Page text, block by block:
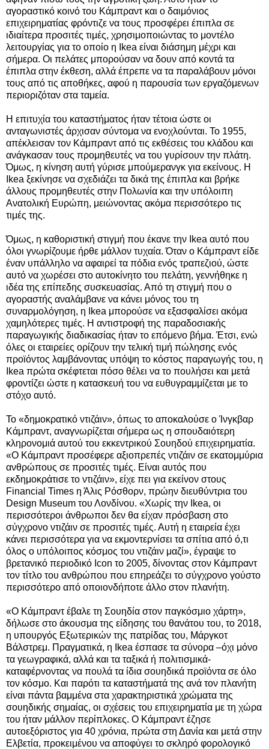
αγοραστικό κοινό του Κάμπραντ και ο δαιμόνιος
επιχειρηματίας φρόντιζε να τους προσφέρει έπιπλα σε
ιδιαίτερα προσιτές τιμές, χρησιμοποιώντας το μοντέλο
λειτουργίας για το οποίο η Ikea είναι διάσημη μέχρι και
σήμερα. Οι πελάτες μπορούσαν να δουν από κοντά τα
έπιπλα στην έκθεση, αλλά έπρεπε να τα παραλάβουν μόνοι
τους από τις αποθήκες, αφού η παρουσία των εργαζόμενων
περιοριζόταν στα ταμεία.
Η επιτυχία του καταστήματος ήταν τέτοια ώστε οι
ανταγωνιστές άρχισαν σύντομα να ενοχλούνται. Το 1955,
απέκλεισαν τον Κάμπραντ από τις εκθέσεις του κλάδου και
ανάγκασαν τους προμηθευτές να του γυρίσουν την πλάτη.
Όμως, η κίνηση αυτή γύρισε μπούμερανγκ για εκείνους. H
Ikea ξεκίνησε να σχεδιάζει τα δικά της έπιπλα και βρήκε
άλλους προμηθευτές στην Πολωνία και την υπόλοιπη
Ανατολική Ευρώπη, μειώνοντας ακόμα περισσότερο τις
τιμές της.
Όμως, η καθοριστική στιγμή που έκανε την Ikea αυτό που
όλοι γνωρίζουμε ήρθε μάλλον τυχαία. Όταν ο Κάμπραντ είδε
έναν υπάλληλο να αφαιρεί τα πόδια ενός τραπεζιού, ώστε
αυτό να χωρέσει στο αυτοκίνητο του πελάτη, γεννήθηκε η
ιδέα της επίπεδης συσκευασίας. Από τη στιγμή που ο
αγοραστής αναλάμβανε να κάνει μόνος του τη
συναρμολόγηση, η Ikea μπορούσε να εξασφαλίσει ακόμα
χαμηλότερες τιμές. Η αντιστροφή της παραδοσιακής
παραγωγικής διαδικασίας ήταν το επόμενο βήμα. Έτσι, ενώ
όλες οι εταιρείες ορίζουν την τελική τιμή πώλησης ενός
προϊόντος λαμβάνοντας υπόψη το κόστος παραγωγής του, η
Ikea πρώτα σκέφτεται πόσο θέλει να το πουλήσει και μετά
φροντίζει ώστε η κατασκευή του να ευθυγραμμίζεται με το
στόχο αυτό.
Το «δημοκρατικό ντιζάιν», όπως το αποκαλούσε ο Ίνγκβαρ
Κάμπραντ, αναγνωρίζεται σήμερα ως η σπουδαιότερη
κληρονομιά αυτού του εκκεντρικού Σουηδού επιχειρηματία.
«Ο Κάμπραντ προσέφερε αξιοπρεπές ντιζάιν σε εκατομμύρια
ανθρώπους σε προσιτές τιμές. Είναι αυτός που
εκδημοκράτισε το ντιζάιν», είχε πει για εκείνον στους
Financial Times η Άλις Ρόσθορν, πρώην διευθύντρια του
Design Museum του Λονδίνου. «Χωρίς την Ikea, οι
περισσότεροι άνθρωποι δεν θα είχαν πρόσβαση στο
σύγχρονο ντιζάιν σε προσιτές τιμές. Αυτή η εταιρεία έχει
κάνει περισσότερα για να εκμοντερνίσει τα σπίτια από ό,τι
όλος ο υπόλοιπος κόσμος του ντιζάιν μαζί», έγραψε το
βρετανικό περιοδικό Icon το 2005, δίνοντας στον Κάμπραντ
τον τίτλο του ανθρώπου που επηρεάζει το σύγχρονο γούστο
περισσότερο από οποιονδήποτε άλλο στον πλανήτη.
«Ο Κάμπραντ έβαλε τη Σουηδία στον παγκόσμιο χάρτη»,
δήλωσε στο άκουσμα της είδησης του θανάτου του, το 2018,
η υπουργός Εξωτερικών της πατρίδας του, Μάργκοτ
Βάλστρεμ. Πραγματικά, η Ikea έσπασε τα σύνορα –όχι μόνο
τα γεωγραφικά, αλλά και τα ταξικά ή πολιτισμικά-
καταφέρνοντας να πουλά τα ίδια σουηδικά προϊόντα σε όλο
τον κόσμο. Και παρότι τα καταστήματά της ανά τον πλανήτη
είναι πάντα βαμμένα στα χαρακτηριστικά χρώματα της
σουηδικής σημαίας, οι σχέσεις του επιχειρηματία με τη χώρα
του ήταν μάλλον περίπλοκες. Ο Κάμπραντ έζησε
αυτοεξόριστος για 40 χρόνια, πρώτα στη Δανία και μετά στην
Ελβετία, προκειμένου να αποφύγει το σκληρό φορολογικό